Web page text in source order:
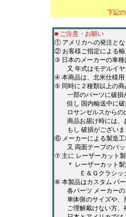
下記
■ ご注意・お願い
① アメリカへの発注とな
② お客様ご指定による輸
③ 日本のメーカーの車種
又 年式はモデルイヤ
④ 本商品は、北米仕様
⑤ 同時に２種類以上の
一部のパーツに破損が
但し 国内輸送中に破
ロサンゼルスからの出
商品お届け時には、
もし 破損がございま
⑥ メーカーによる製造工
又 両面テープのバッ
⑦ 主に レーザーカット
＊ レーザーカット製
Ｅ＆Ｇクラシックス
⑧ 本製品はカスタム パ
各パーツ メーカーの
車体側のサイズや、形
ご理解戴けない方、